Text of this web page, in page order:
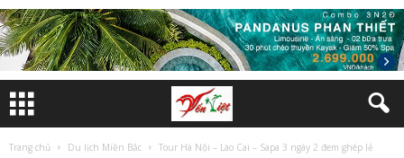
Trang chủ Du lịch Miền Bắc Tour Hà Nội – Lào Cai – Sapa 3 ngày 2 đem ghép lẻ